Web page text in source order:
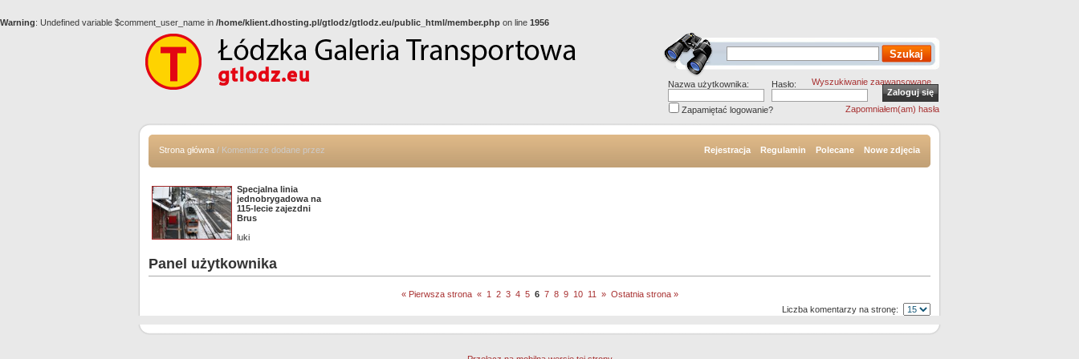
Warning: Undefined variable $comment_user_name in /home/klient.dhosting.pl/gtlodz/gtlodz.eu/public_html/member.php on line 1956
Wyszukiwanie zaawansowane
Nazwa użytkownika: Hasło:
Zapamiętać logowanie? Zapomniałem(am) hasła
Strona główna / Komentarze dodane przez Rejestracja Regulamin Polecane Nowe zdjęcia
Specjalna linia
jednobrygadowa na
115-lecie zajezdni
Brus
luki
Panel użytkownika
« Pierwsza strona « 1 2 3 4 5 6 7 8 9 10 11 » Ostatnia strona »
Liczba komentarzy na stronę: